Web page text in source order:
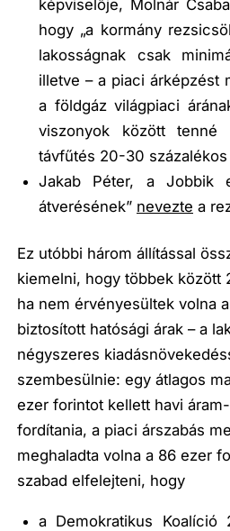
képviselője, Molnár
hogy „a kormány
lakosságnak csak
illetve – a piaci árképzést
a földgáz világpiaci
viszonyok között
távfűtés 20-30 százalékos
Jakab Péter, a Jobbik
átverésének” nevezte a
Ez utóbbi három állítással
kiemelni, hogy többek között
ha nem érvényesültek volna
biztosított hatósági árak – a
négyszeres
szembesülnie: egy átlagos
ezer forintot kellett havi
fordítania, a piaci árszabás
meghaladta volna a 86 ezer
szabad elfelejteni, hogy
a Demokratikus Koalíció